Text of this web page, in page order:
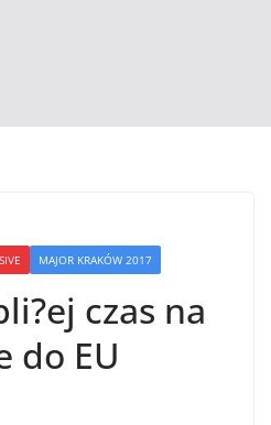
MAJOR KRAKÓW 2017
czas na
do EU